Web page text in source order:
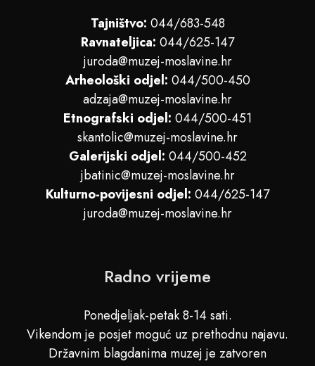
Tajništvo: 044/683-548
Ravnateljica: 044/625-147
juroda@muzej-moslavine.hr
Arheološki odjel: 044/500-450
adzaja@muzej-moslavine.hr
Etnografski odjel: 044/500-451
skantolic@muzej-moslavine.hr
Galerijski odjel: 044/500-452
jbatinic@muzej-moslavine.hr
Kulturno-povijesni odjel: 044/625-147
juroda@muzej-moslavine.hr
Radno vrijeme
Ponedjeljak-petak 8-14 sati.
Vikendom je posjet moguć uz prethodnu najavu.
Državnim blagdanima muzej je zatvoren